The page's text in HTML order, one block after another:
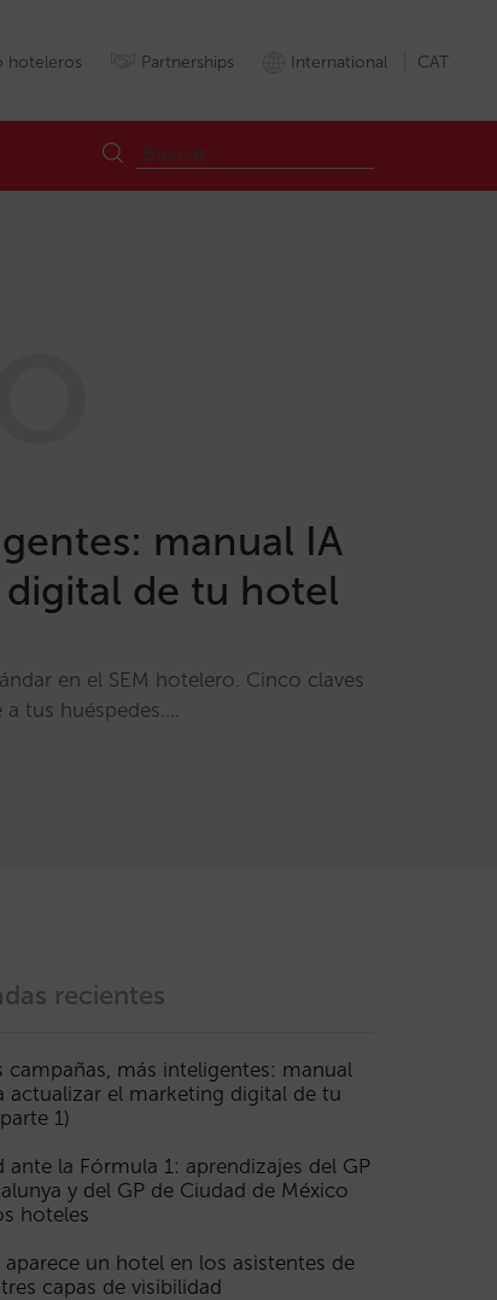
hoteleros Partnerships International CAT
manual IA
de tu hotel
en el SEM hotelero. Cinco claves
tus huéspedes....
recientes
campañas, más inteligentes: manual
actualizar el marketing digital de tu
1)
ante la Fórmula 1: aprendizajes del GP
y del GP de Ciudad de México
hoteles
un hotel en los asistentes de
capas de visibilidad